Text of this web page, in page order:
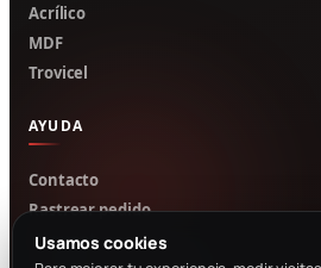
Usamos cookies
Acrílico
MDF
Trovicel
AYUDA
Contacto
Rastrear pedido
Mi cuenta